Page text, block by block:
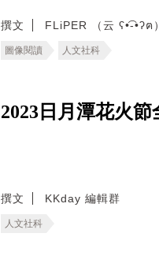
撰文 FLiPER （云 ʕ•͡-•ʔฅ）
圖像閱讀 人文社科
2023日月潭花火
撰文 KKday 編輯群
人文社科